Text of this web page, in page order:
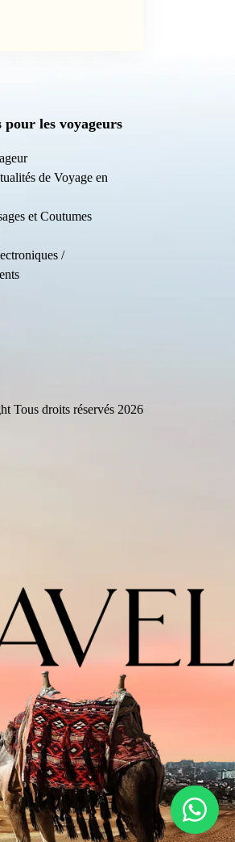
pour les voyageurs
de Voyage en
et Coutumes
/
Tous droits réservés 2026